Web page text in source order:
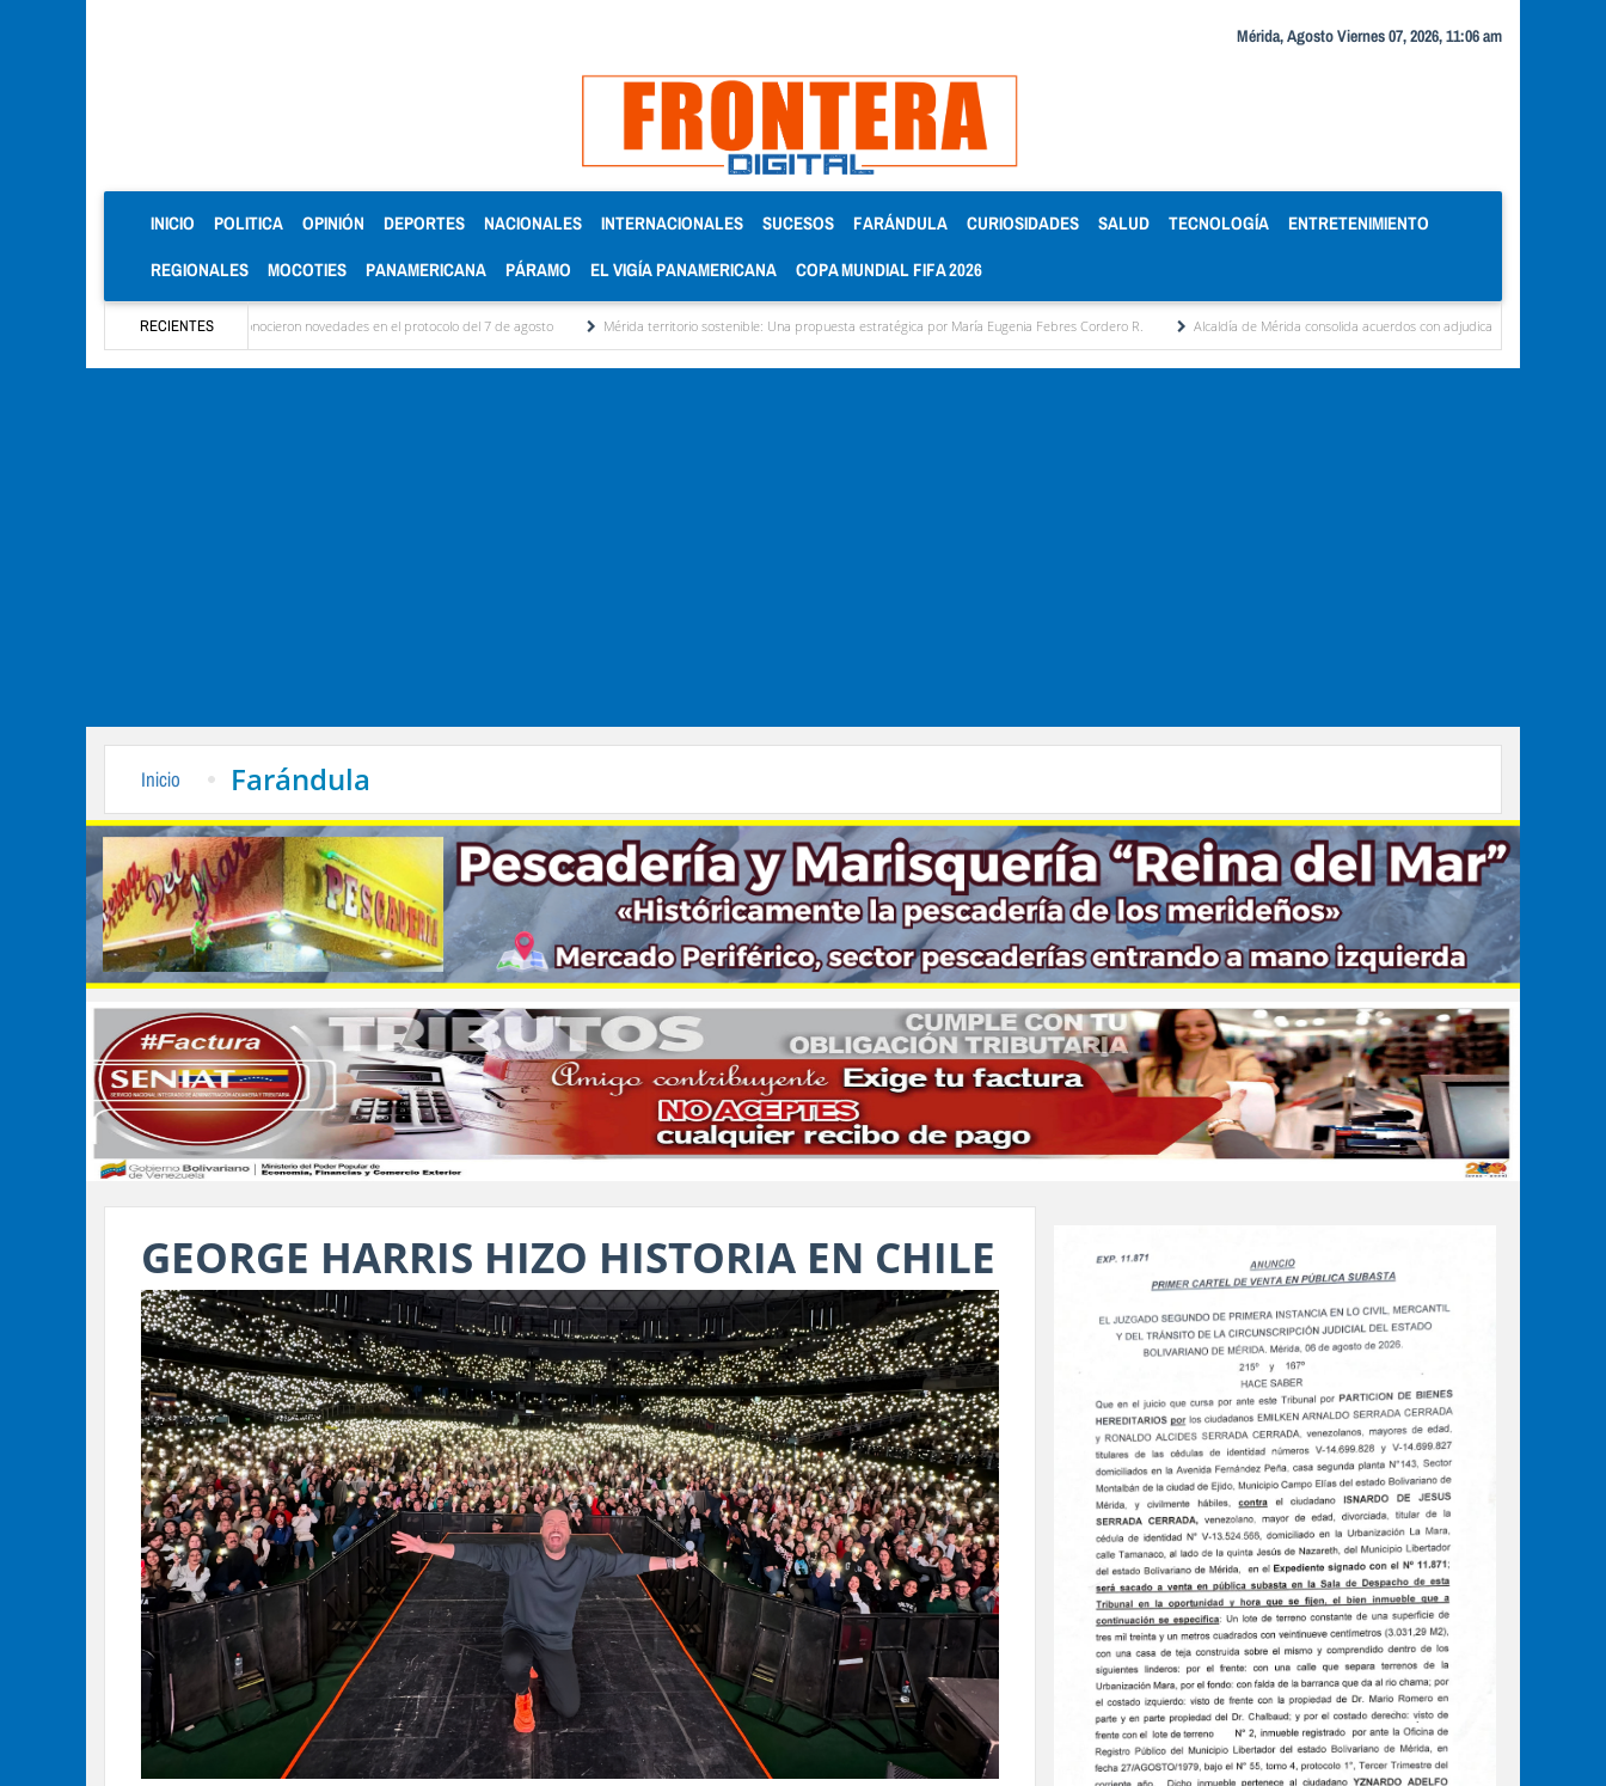
Mérida, Agosto Viernes 07, 2026, 11:06 am
INICIO (CURRENT)
POLITICA OPINIÓN DEPORTES NACIONALES INTERNACIONALES SUCESOS FARÁNDULA CURIOSIDADES SALUD TECNOLOGÍA ENTRETENIMIENTO
REGIONALES MOCOTIES PANAMERICANA PÁRAMO EL VIGÍA PANAMERICANA COPA MUNDIAL FIFA 2026
RECIENTES
las delegaciones y se conocieron novedades en el protocolo del 7 de agosto Mérida territorio sostenible: Una propuesta estratégica por María Eugenia Febres Cordero R. Alcaldía de Mérida consolida acuerdos con adjudicatarios del Mercado Periférico
Inicio Farándula
GEORGE HARRIS HIZO HISTORIA EN CHILE